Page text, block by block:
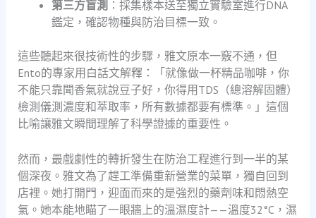
第三方盲測 ：採集樣本送至獨立實驗室進行DNA
鑑定，確認物種與防治目標一致。
這些聽起來很技術性的步驟，雅文原本一竅不通，但
Ento的專家用白話文解釋：「就像做一杯精品咖啡，你
不能只靠聞香氣就說豆子好，你得用TDS（總溶解固體）
檢測儀測濃度和萃取率，所有數據都要有標準。」這個
比喻讓雅文瞬間理解了科學證據的重要性。
然而，最戲劇性的轉折發生在防治工程進行到一半的某
個深夜。雅文為了趕工準備重新營業的菜單，獨自回到
店裡。她打開門，迎面而來的是強烈的藥劑味和悶熱空
氣。她本能地瞄了一眼牆上的溫濕度計——溫度32°C，濕